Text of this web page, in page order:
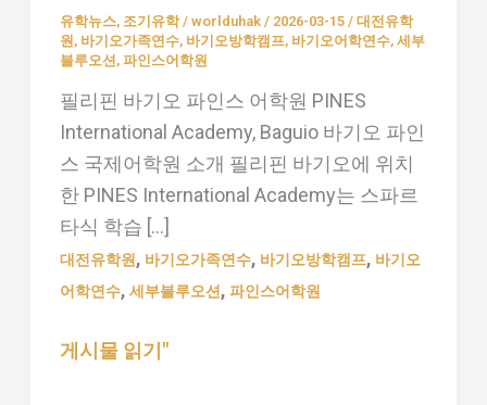
유학뉴스, 조기유학/ worlduhak / 2026-03-15 / 대전유학
원, 바기오가족연수, 바기오방학캠프, 바기오어학연수, 세부
블루오션, 파인스어학원
필리핀 바기오 파인스 어학원 PINES
International Academy, Baguio 바기오 파인
스 국제어학원 소개 필리핀 바기오에 위치
한 PINES International Academy는 스파르
타식 학습 […]
대전유학원 , 바기오가족연수, 바기오방학캠프, 바기오
어학연수, 세부블루오션 , 파인스어학원
스
(PINES
International
Academy)
게시물 읽기"